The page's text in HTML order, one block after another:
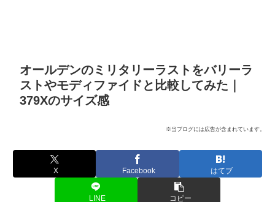
オールデンのミリタリーラストをバリーラ
ストやモディファイドと比較してみた｜
379Xのサイズ感
※当ブログには広告が含まれています。
X Facebook はてブ
LINE コピー